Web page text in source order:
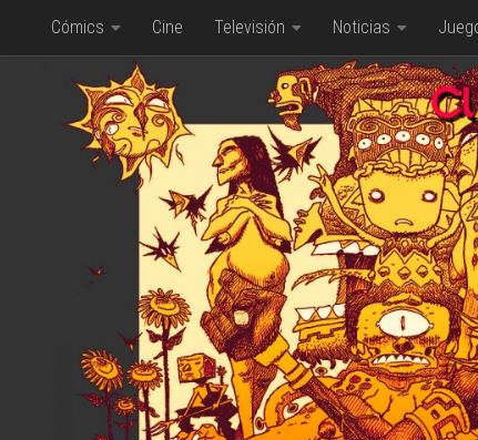
Saltar al contenido
Cómics Cine Televisión Noticias